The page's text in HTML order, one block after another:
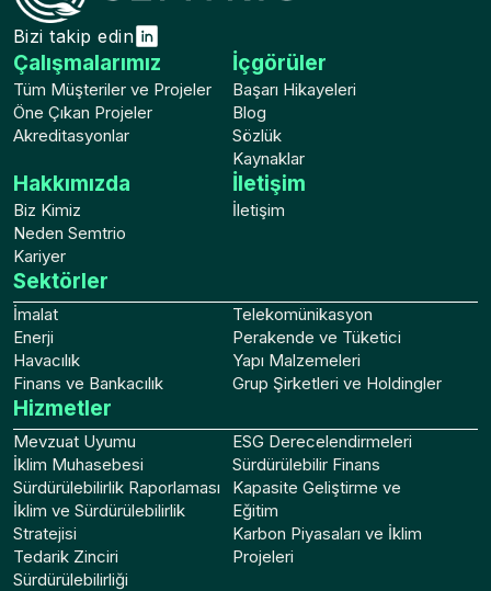
Bizi takip edin
Hizmetler
Mevzuat Uyumu
İklim Muhasebesi
Sürdürülebilirlik Raporlaması
İklim ve Sürdürülebilirlik
Stratejisi
Tedarik Zinciri
Sürdürülebilirliği
ESG Derecelendirmeleri
Sürdürülebilir Finans
Kapasite Geliştirme ve
Eğitim
Karbon Piyasaları ve İklim
Projeleri
Sektörler
İmalat
Enerji
Havacılık
Finans ve Bankacılık
Telekomünikasyon
Perakende ve Tüketici
Yapı Malzemeleri
Grup Şirketleri ve Holdingler
Çalışmalarımız
Tüm Müşteriler ve Projeler
Öne Çıkan Projeler
Akreditasyonlar
İçgörüler
Başarı Hikayeleri
Blog
Sözlük
Kaynaklar
Hakkımızda
Biz Kimiz
Neden Semtrio
Kariyer
İletişim
İletişim